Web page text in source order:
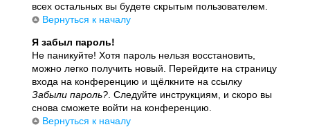
всех остальных вы будете скрытым пользователем.
Вернуться к началу
Я забыл пароль!
Не паникуйте! Хотя пароль нельзя восстановить,
можно легко получить новый. Перейдите на страницу
входа на конференцию и щёлкните на ссылку
Забыли пароль? . Следуйте инструкциям, и скоро вы
снова сможете войти на конференцию.
Вернуться к началу